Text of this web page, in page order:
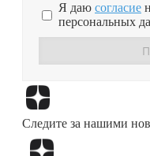
Я даю согласие
персональных
Следите за нашими